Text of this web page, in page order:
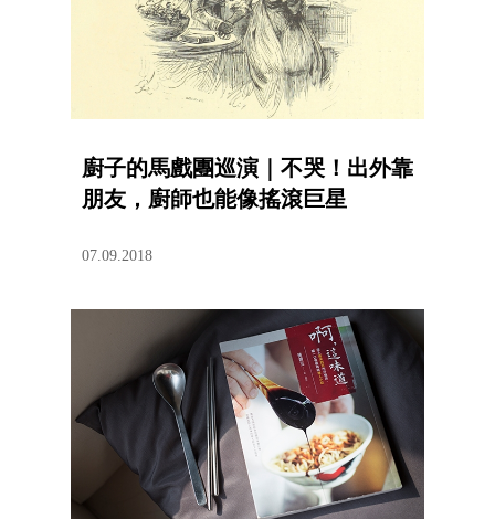
廚子的馬戲團巡演｜不哭！出外靠
朋友，廚師也能像搖滾巨星
07.09.2018